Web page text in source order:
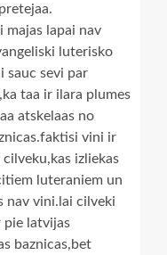
majas lapai nav
luterisko
sauc sevi par
taa ir ilara plumes
atskelaas no
vini ir
izliekas
luteraniem un
nav vini.lai cilveki
pie latvijas
baznicas,bet